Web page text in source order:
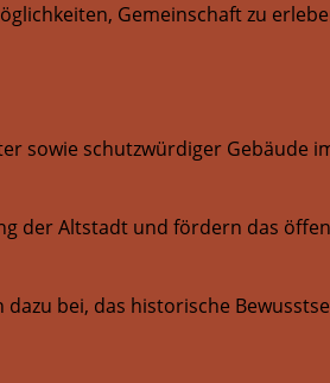
Gemeinschaft zu
sowie schutzwürdiger Gebäude
der Altstadt und fördern das
bei, das historische